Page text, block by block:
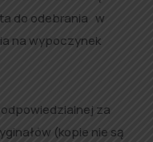
do odebrania w
na wypoczynek
za
(kopie nie są